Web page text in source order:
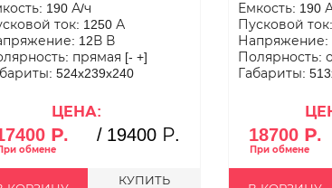
190 А/ч
ток: 1250 А
12В В
прямая [- +]
524x239x240
ЦЕНА:
Р. / 19400 Р.
КУПИТЬ
Емкость: 190
Пусковой
Напряжение:
Полярность:
Габариты:
18700 Р.